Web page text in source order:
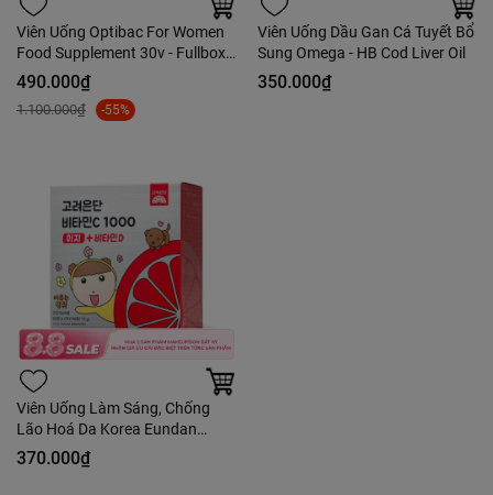
Viên Uống Optibac For Women
Food Supplement 30v - Fullbox
Công Ty
490.000₫
1.100.000₫ -55%
Viên Uống Dầu Gan Cá Tuyết Bổ
Sung Omega - HB Cod Liver Oil
350.000₫
Viên Uống Làm Sáng, Chống
Lão Hoá Da Korea Eundan
Vitamin C1000 Easy + Vitamin D
370.000₫